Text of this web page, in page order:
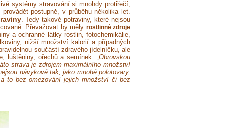
systémy stravování si mnohdy protiřečí,
postupně, v průběhu několika let.
. Tedy takové potraviny, které nejsou
Převažovat by měly rostlinné zdroje
a ochranné látky rostlin, fotochemikálie,
nižší množství kalorií a případných
součástí zdravého jídelníčku, ale
luštěniny, ořechů a semínek. „Obrovskou
strava je zdrojem maximálního množství
návykové tak, jako mnohé polotovary,
to bez omezování jejich množství či bez